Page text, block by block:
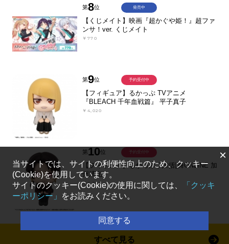
第8位
【くじメイト】映画『超かぐや姫！』超ファ
ンサ！ver. くじメイト
￥770
発売中
第9位
【フィギュア】るかっぷ TVアニメ
『BLEACH 千年血戦篇』 平子真子
￥4,020
予約受付中
第10位
【フィギュア】るかっぷ 刀剣乱舞ONLINE 加
州清光
￥4,301
予約受付中
すべて見る
×
当サイトでは、サイトの利便性向上のため、クッキー
(Cookie)を使用しています。
サイトのクッキー(Cookie)の使用に関しては、
「クッキ
ーポリシー」
をお読みください。
同意する